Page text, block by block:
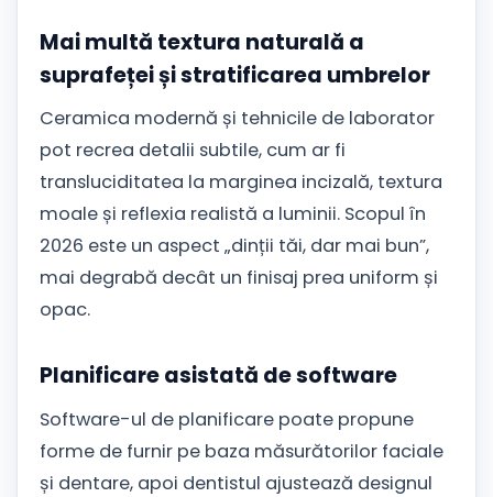
Mai multă textura naturală a
suprafeței și stratificarea umbrelor
Ceramica modernă și tehnicile de laborator
pot recrea detalii subtile, cum ar fi
transluciditatea la marginea incizală, textura
moale și reflexia realistă a luminii. Scopul în
2026 este un aspect „dinții tăi, dar mai bun”,
mai degrabă decât un finisaj prea uniform și
opac.
Planificare asistată de software
Software-ul de planificare poate propune
forme de furnir pe baza măsurătorilor faciale
și dentare, apoi dentistul ajustează designul